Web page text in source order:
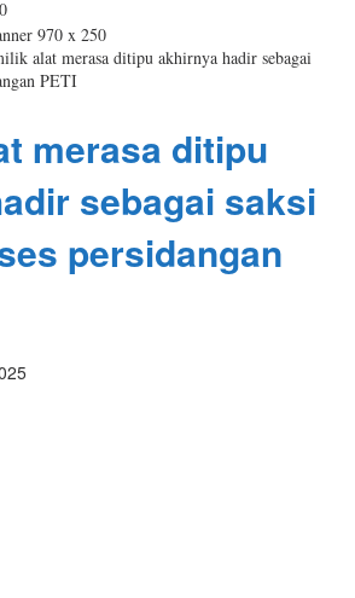
alat merasa ditipu akhirnya hadir sebagai
PETI
merasa ditipu
sebagai saksi
persidangan